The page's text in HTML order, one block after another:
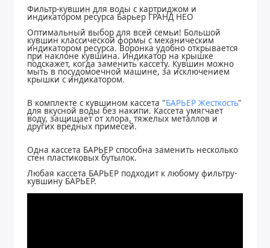
Фильтр-кувшин для воды с картриджом и
индикатором ресурса Барьер ГРАНД НЕО
Оптимальный выбор для всей семьи! Большой
кувшин классической формы с механическим
индикатором ресурса. Воронка удобно открывается
при наклоне кувшина. Индикатор на крышке
подскажет, когда заменить кассету. Кувшин можно
мыть в посудомоечной машине, за исключением
крышки с индикатором.
В комплекте с кувшином кассета "БАРЬЕР Жесткость"
для вкусной воды без накипи. Кассета умягчает
воду, защищает от хлора, тяжелых металлов и
других вредных примесей.
Одна кассета БАРЬЕР способна заменить несколько
стен пластиковых бутылок.
Любая кассета БАРЬЕР подходит к любому фильтру-
кувшину БАРЬЕР.